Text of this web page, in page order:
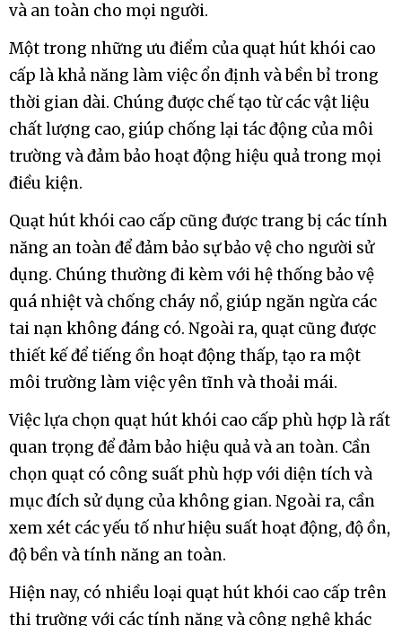
và an toàn cho mọi người.
Một trong những ưu điểm của quạt hút khói cao
cấp là khả năng làm việc ổn định và bền bỉ trong
thời gian dài. Chúng được chế tạo từ các vật liệu
chất lượng cao, giúp chống lại tác động của môi
trường và đảm bảo hoạt động hiệu quả trong mọi
điều kiện.
Quạt hút khói cao cấp cũng được trang bị các tính
năng an toàn để đảm bảo sự bảo vệ cho người sử
dụng. Chúng thường đi kèm với hệ thống bảo vệ
quá nhiệt và chống cháy nổ, giúp ngăn ngừa các
tai nạn không đáng có. Ngoài ra, quạt cũng được
thiết kế để tiếng ồn hoạt động thấp, tạo ra một
môi trường làm việc yên tĩnh và thoải mái.
Việc lựa chọn quạt hút khói cao cấp phù hợp là rất
quan trọng để đảm bảo hiệu quả và an toàn. Cần
chọn quạt có công suất phù hợp với diện tích và
mục đích sử dụng của không gian. Ngoài ra, cần
xem xét các yếu tố như hiệu suất hoạt động, độ ồn,
độ bền và tính năng an toàn.
Hiện nay, có nhiều loại quạt hút khói cao cấp trên
thị trường với các tính năng và công nghệ khác